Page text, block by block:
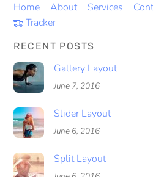
Home About Services
Tracker
RECENT POSTS
Gallery Layout
June 7, 2016
Slider Layout
June 6, 2016
Split Layout